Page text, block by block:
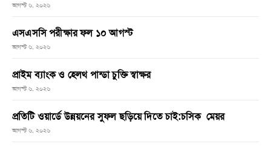
আগস্ট ৬, ২০২৬
এসএসসি পরীক্ষার ফল ১০ আগস্ট
আগস্ট ৬, ২০২৬
প্রাইম ব্যাংক ও হেলথ পান্ডা চুক্তি স্বাক্ষর
আগস্ট ৬, ২০২৬
প্রতিটি ওয়ার্ডে উন্নয়নের সুফল ছড়িয়ে দিতে চাই:চসিক মেয়র
আগস্ট ৬, ২০২৬